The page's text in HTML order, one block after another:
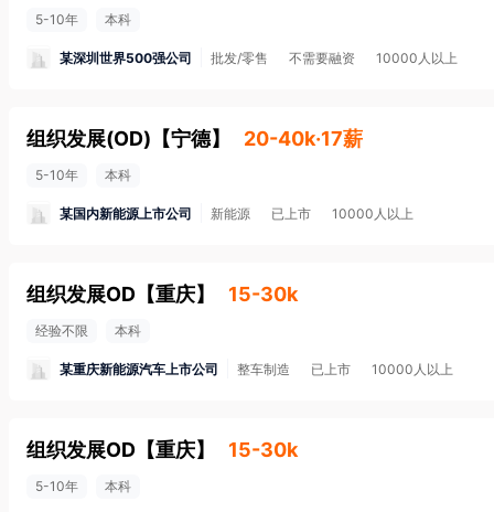
5-10年 本科
某深圳世界500强公司 批发/零售 不需要融资 10000人以上
组织发展(OD) 【宁德】 20-40k·17薪
5-10年 本科
某国内新能源上市公司 新能源 已上市 10000人以上
组织发展OD 【重庆】 15-30k
经验不限 本科
某重庆新能源汽车上市公司 整车制造 已上市 10000人以上
组织发展OD 【重庆】 15-30k
5-10年 本科